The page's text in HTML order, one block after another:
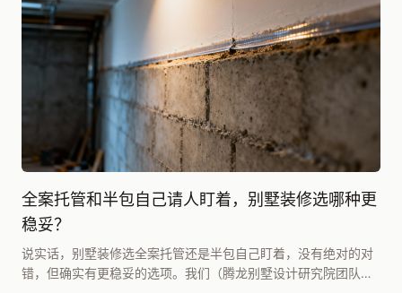
全案托管和半包自己请人盯着，别墅装修选哪种更
稳妥？
说实话，别墅装修选全案托管还是半包自己盯着，没有绝对的对
错，但确实有更稳妥的选项。我们（腾龙别墅设计研究院团队）